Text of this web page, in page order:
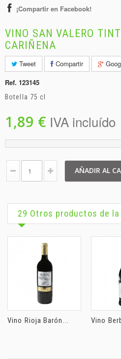
¡Compartir en Facebook!
VINO SAN VALERO
CARIÑENA
Tweet Compartir
Ref. 123145
Botella 75 cl
1,89 € IVA incluído
AÑADIR AL
29 Otros productos de
Vino Rioja Barón... Vino